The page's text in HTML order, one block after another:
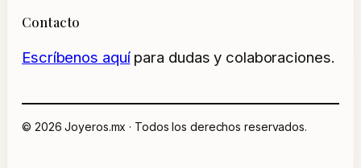
Contacto
Escríbenos aquípara dudas y colaboraciones.
© 2026 Joyeros.mx · Todos los derechos reservados.